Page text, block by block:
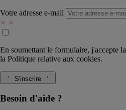
Votre adresse e-mail
En soumettant le formulaire, j'accepte la
la Politique relative aux cookies.
S'inscrire
Besoin d'aide ?